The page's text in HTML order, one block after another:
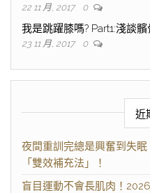
22 11 月, 2017 0
我是跳躍膝嗎? Part1:淺談
23 11 月, 2017 0
近
夜間重訓完總是興奮到失
「雙效補充法」！
盲目運動不會長肌肉！